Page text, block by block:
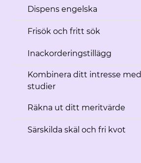
Dispens engelska
Frisök och fritt sök
Inackorderingstillägg
Kombinera ditt intresse
studier
Räkna ut ditt meritvärde
Särskilda skäl och fri kvot